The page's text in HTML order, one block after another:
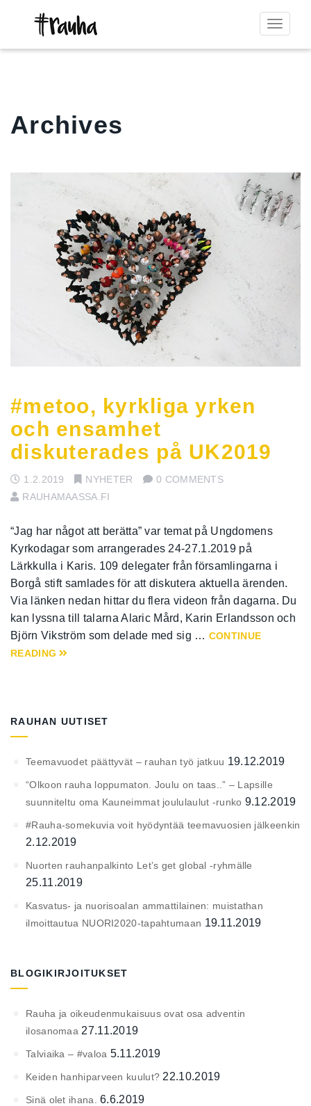
Toggle
Archives
#metoo, kyrkliga yrken
och ensamhet
diskuterades på UK2019
1.2.2019 NYHETER
0 COMMENTS
RAUHAMAASSA.FI
“Jag har något att berätta” var temat på Ungdomens
Kyrkodagar som arrangerades 24-27.1.2019 på
Lärkkulla i Karis. 109 delegater från församlingarna i
Borgå stift samlades för att diskutera aktuella ärenden.
Via länken nedan hittar du flera videon från dagarna. Du
kan lyssna till talarna Alaric Mård, Karin Erlandsson och
Björn Vikström som delade med sig … CONTINUE
READING
RAUHAN UUTISET
Teemavuodet päättyvät – rauhan työ jatkuu 19.12.2019
“Olkoon rauha loppumaton. Joulu on taas..” – Lapsille
suunniteltu oma Kauneimmat joululaulut -runko 9.12.2019
#Rauha-somekuvia voit hyödyntää teemavuosien jälkeenkin
2.12.2019
Nuorten rauhanpalkinto Let’s get global -ryhmälle
25.11.2019
Kasvatus- ja nuorisoalan ammattilainen: muistathan
ilmoittautua NUORI2020-tapahtumaan 19.11.2019
BLOGIKIRJOITUKSET
Rauha ja oikeudenmukaisuus ovat osa adventin
ilosanomaa 27.11.2019
Talviaika – #valoa 5.11.2019
Keiden hanhiparveen kuulut? 22.10.2019
Sinä olet ihana. 6.6.2019